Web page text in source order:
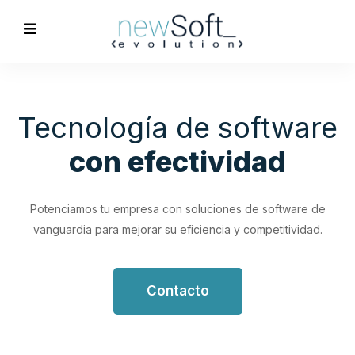
Optimización de
Procesos
Empresariales
trabajo.